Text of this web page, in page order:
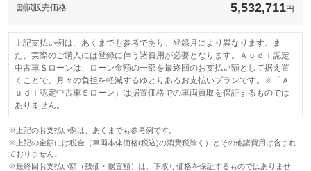
割賦販売価格 5,532,711円
上記支払い例は、あくまでも参考であり、登録月により異なります。ま
た、実際のご購入には登録に伴う諸費用が必要となります。Ａｕｄｉ認定
中古車Ｓローンは、ローン金額の一部を最終回のお支払い額として据え置
くことで、月々の負担を軽減するゆとりあるお支払いプランです。※「Ａ
ｕｄｉ認定中古車Ｓローン」は据置価格での車両買取を保証するものでは
ありません。
※上記のお支払い例は、あくまでも参考例です。
※上記の金額には税金（車両本体価格(税込)の消費税除く）とその他諸費用は含まれ
ておりません。
※最終回お支払い額（残価・据置額）は、下取り価格を保証するものではありませ